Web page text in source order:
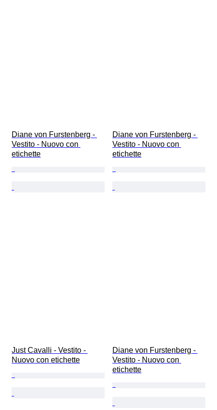
Diane von Furstenberg -
Vestito - Nuovo con
etichette
Diane von Furstenberg -
Vestito - Nuovo con
etichette
Just Cavalli - Vestito -
Nuovo con etichette
Diane von Furstenberg -
Vestito - Nuovo con
etichette